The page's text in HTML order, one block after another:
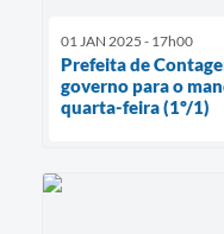
01 JAN 2025 - 17h00
Prefeita de
governo para o
quarta-feira (1º/1)